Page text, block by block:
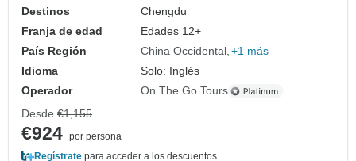
Destinos
Chengdu
Franja de edad
Edades 12+
País Región
China Occidental +1 más
Idioma
Solo: Inglés
Operador
On The Go Tours
Desde €1,155
€924 por persona
Regístrate para acceder a los descuentos